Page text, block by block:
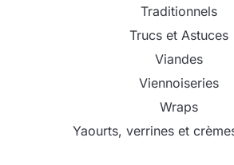
Traditionnels
Trucs et Astuces
Viandes
Viennoiseries
Wraps
Yaourts, verrines et